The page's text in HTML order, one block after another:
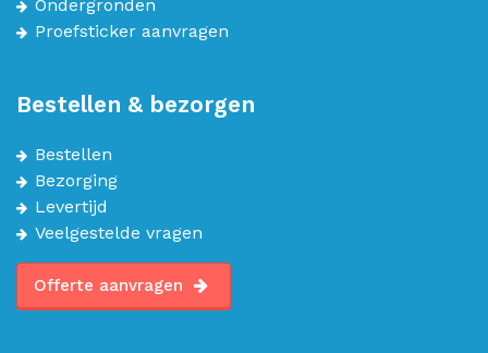
Ondergronden
Proefsticker aanvragen
Bestellen & bezorgen
Bestellen
Bezorging
Levertijd
Veelgestelde vragen
Offerte aanvragen